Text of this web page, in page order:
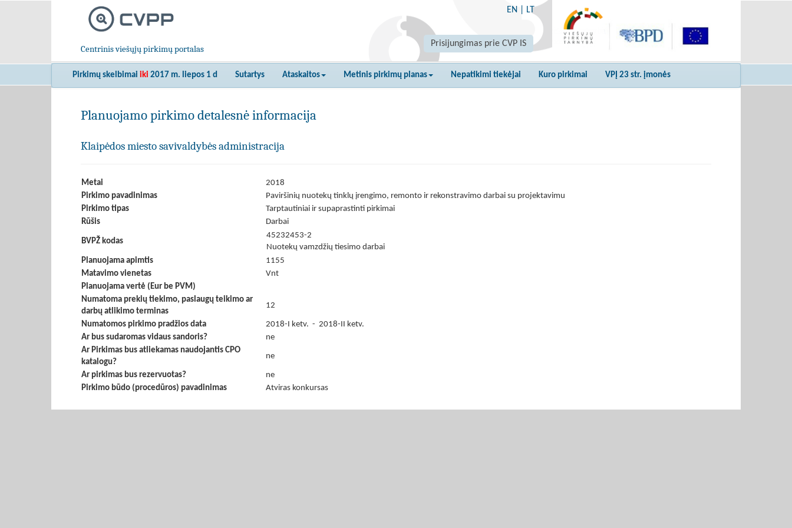
Centrinis viešųjų pirkimų portalas
EN LT
Prisijungimas prie CVP IS
Pirkimų skelbimai iki 2017 m. liepos 1 d Sutartys Ataskaitos Metinis pirkimų planas Nepatikimi tiekėjai Kuro pirkimai VPĮ 23 str. įmonės
Planuojamo pirkimo detalesnė informacija
Klaipėdos miesto savivaldybės administracija
Metai
2018
Pirkimo pavadinimas
Paviršinių nuotekų tinklų įrengimo, remonto ir rekonstravimo darbai su projektavimu
Pirkimo tipas
Tarptautiniai ir supaprastinti pirkimai
Rūšis
Darbai
BVPŽ kodas
45232453-2
Nuotekų vamzdžių tiesimo darbai
Planuojama apimtis
1155
Matavimo vienetas
Vnt
Planuojama vertė (Eur be PVM)
Numatoma prekių tiekimo, paslaugų teikimo ar
darbų atlikimo terminas
12
Numatomos pirkimo pradžios data
2018-I ketv. - 2018-II ketv.
Ar bus sudaromas vidaus sandoris?
ne
Ar Pirkimas bus atliekamas naudojantis CPO
katalogu?
ne
Ar pirkimas bus rezervuotas?
ne
Pirkimo būdo (procedūros) pavadinimas
Atviras konkursas